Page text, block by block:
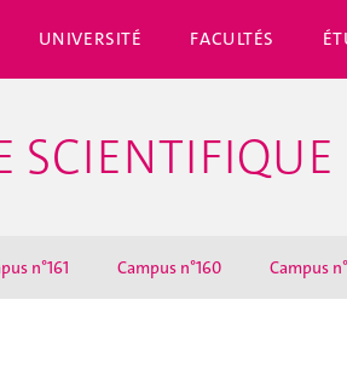
UNIVERSITÉ FACULTÉS
n°161 Campus n°160 Campus